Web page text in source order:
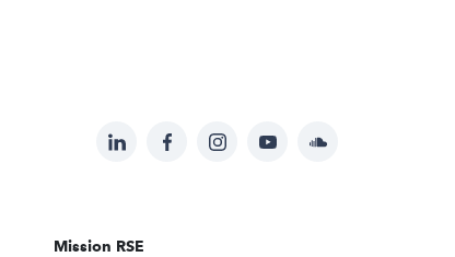
Suivez-
sur:
LinkedInFacebookInstagramYouTubeSoundcloud
Mission RSE